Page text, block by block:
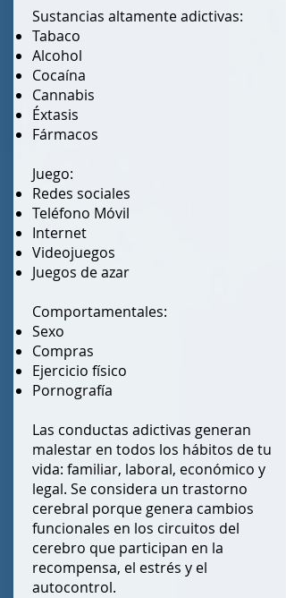
Sustancias altamente adictivas:
Tabaco
Alcohol
Cocaína
Cannabis
Éxtasis
Fármacos
Juego:
Redes sociales
Teléfono Móvil
Internet
Videojuegos
Juegos de azar
Comportamentales:
Sexo
Compras
Ejercicio físico
Pornografía
Las conductas adictivas generan
malestar en todos los hábitos de tu
vida: familiar, laboral, económico y
legal. Se considera un trastorno
cerebral porque genera cambios
funcionales en los circuitos del
cerebro que participan en la
recompensa, el estrés y el
autocontrol.